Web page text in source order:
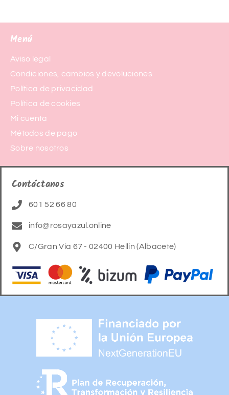
Menú
Aviso legal
Condiciones, cambios y devoluciones
Política de privacidad
Política de cookies
Mi cuenta
Métodos de pago
Sobre nosotros
Contáctanos
601 52 66 80
info@rosayazul.online
C/Gran Vía 67 - 02400 Hellín (Albacete)